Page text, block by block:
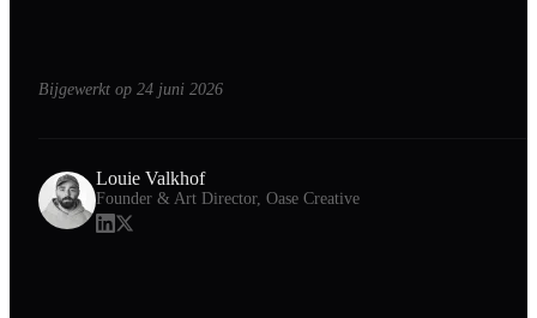
Bijgewerkt op 24 juni 2026
Louie Valkhof
Founder & Art Director, Oase Creative